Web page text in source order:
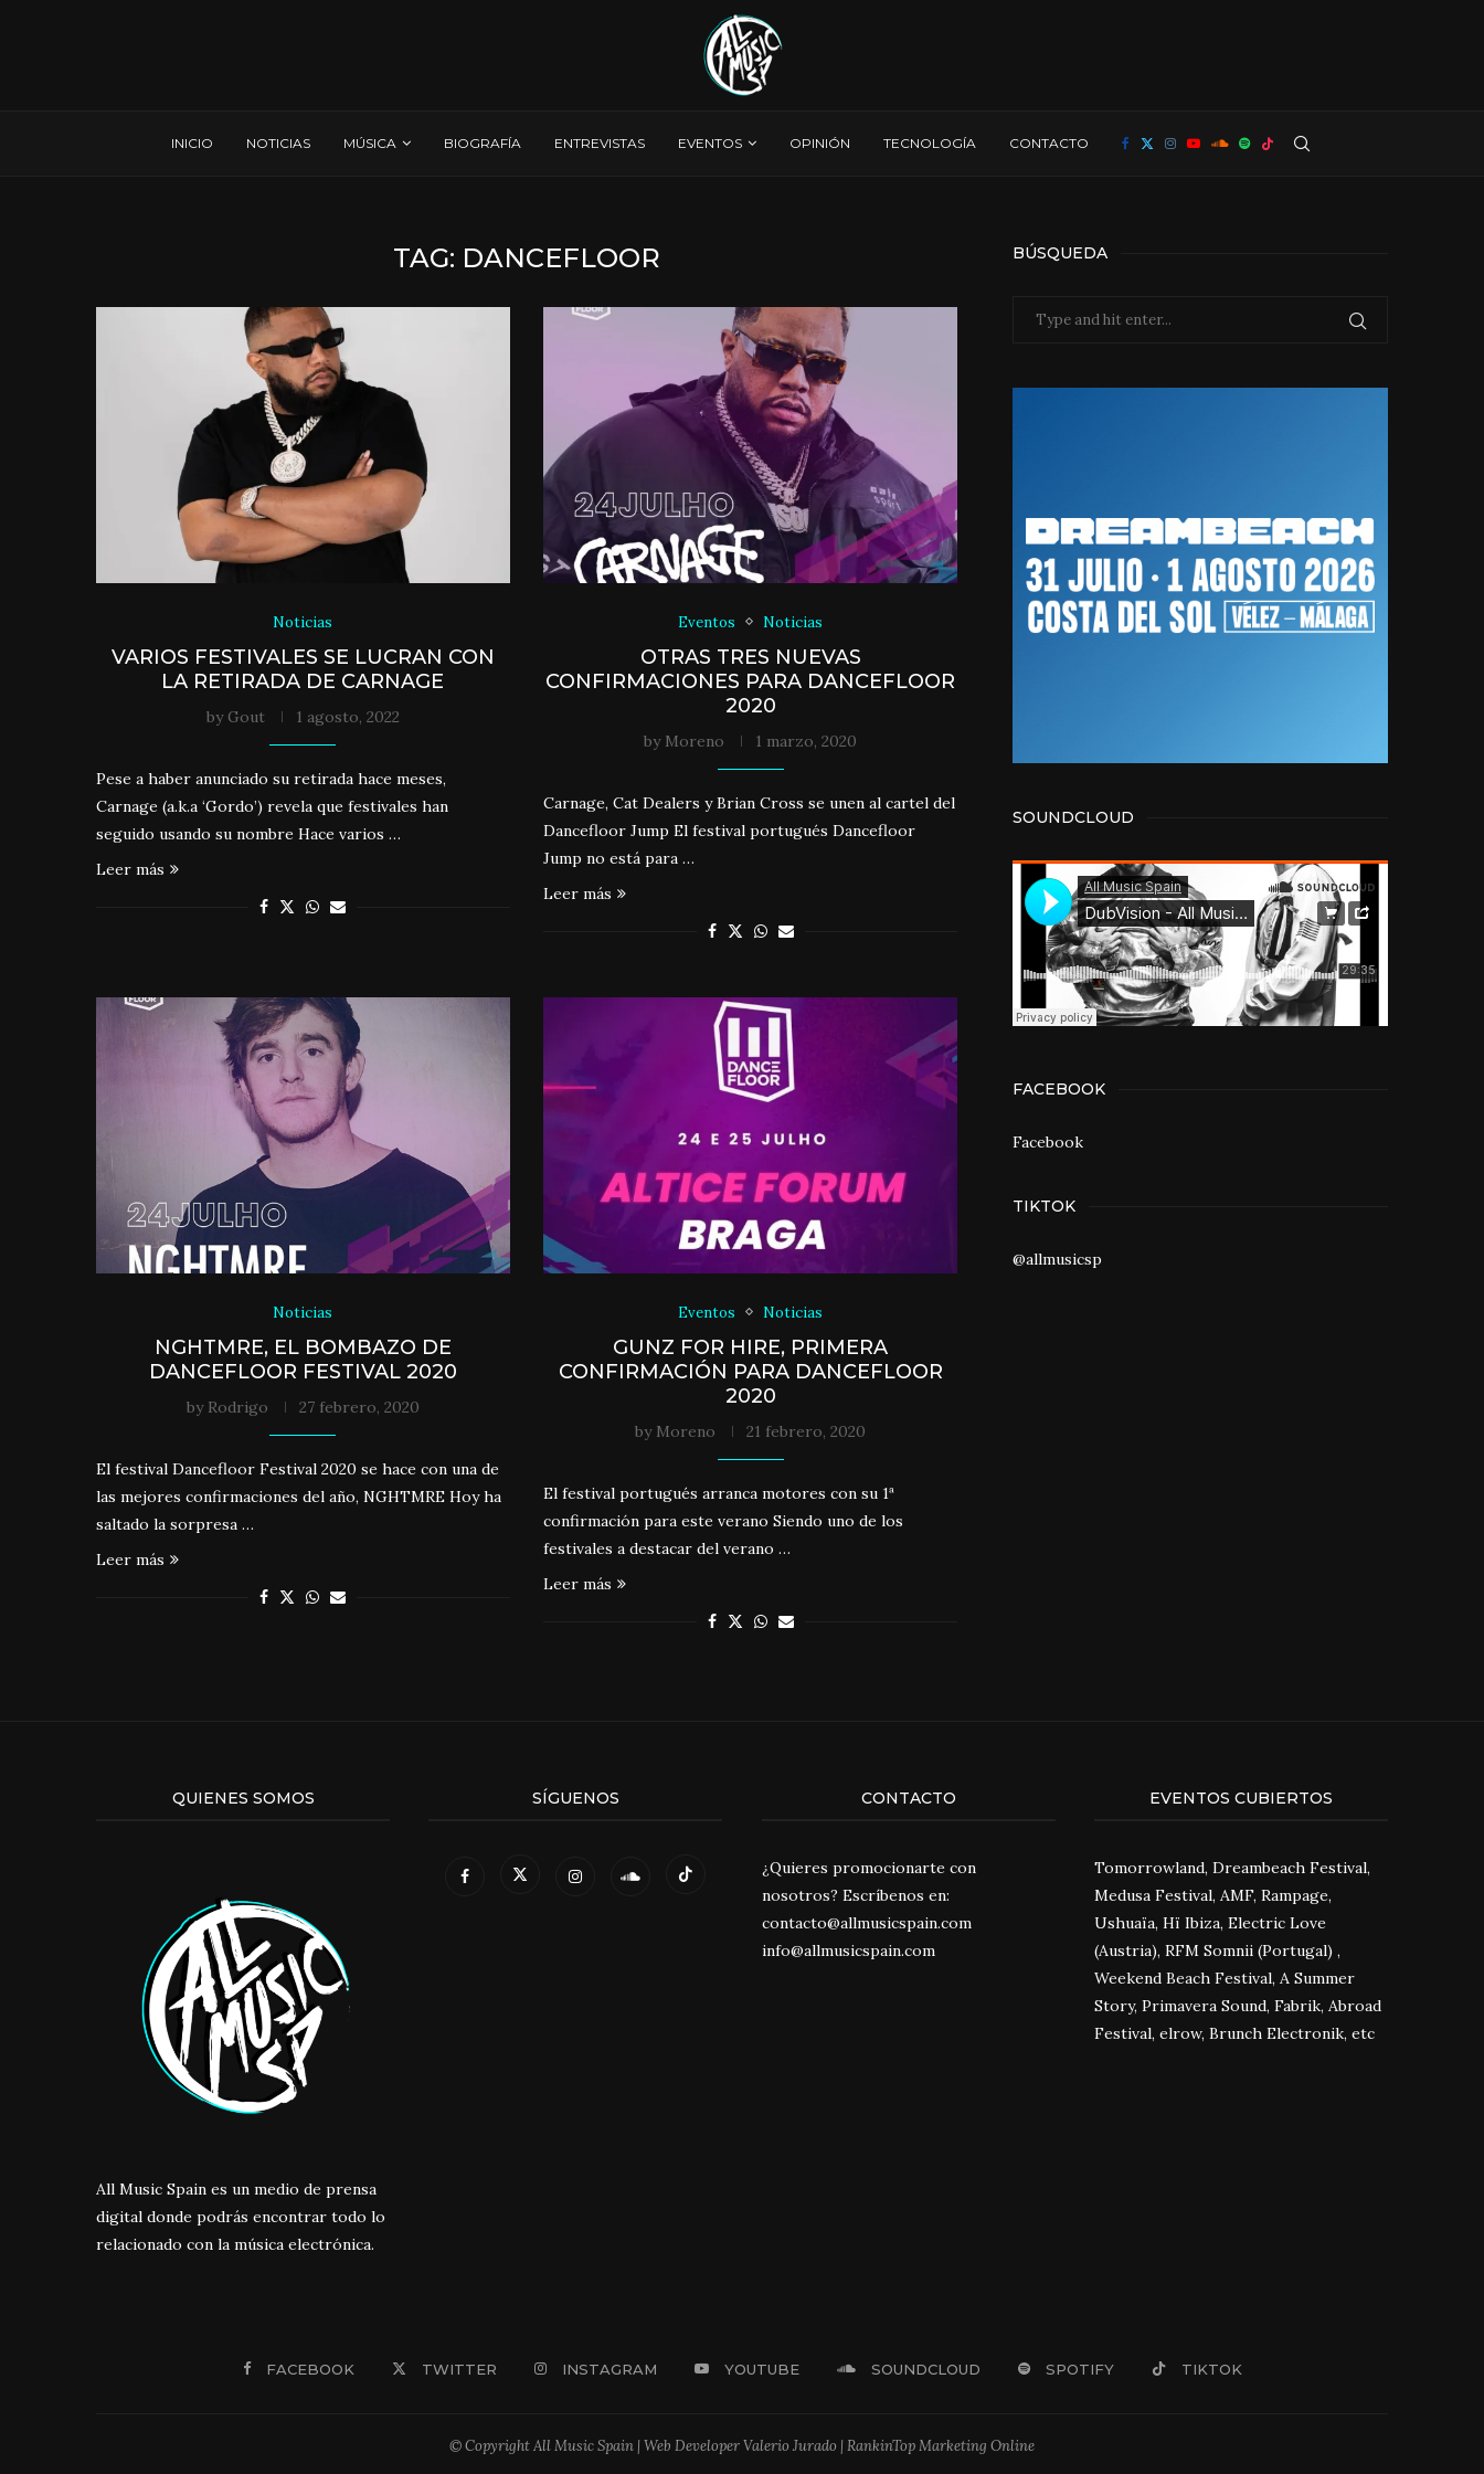
INICIO NOTICIAS MÚSICA BIOGRAFÍA ENTREVISTAS EVENTOS OPINIÓN TECNOLOGÍA CONTACTO
TAG: DANCEFLOOR
Noticias
VARIOS FESTIVALES SE LUCRAN CON
LA RETIRADA DE CARNAGE
by Gout 1 agosto, 2022
Pese a haber anunciado su retirada hace meses,
Carnage (a.k.a ‘Gordo’) revela que festivales han
seguido usando su nombre Hace varios …
Leer más
Eventos Noticias
OTRAS TRES NUEVAS
CONFIRMACIONES PARA DANCEFLOOR
2020
by Moreno 1 marzo, 2020
Carnage, Cat Dealers y Brian Cross se unen al cartel del
Dancefloor Jump El festival portugués Dancefloor
Jump no está para …
Leer más
Noticias
NGHTMRE, EL BOMBAZO DE
DANCEFLOOR FESTIVAL 2020
by Rodrigo 27 febrero, 2020
El festival Dancefloor Festival 2020 se hace con una de
las mejores confirmaciones del año, NGHTMRE Hoy ha
saltado la sorpresa …
Leer más
Eventos Noticias
GUNZ FOR HIRE, PRIMERA
CONFIRMACIÓN PARA DANCEFLOOR
2020
by Moreno 21 febrero, 2020
El festival portugués arranca motores con su 1ª
confirmación para este verano Siendo uno de los
festivales a destacar del verano …
Leer más
BÚSQUEDA
SOUNDCLOUD
FACEBOOK
Facebook
TIKTOK
@allmusicsp
QUIENES SOMOS
All Music Spain es un medio de prensa
digital donde podrás encontrar todo lo
relacionado con la música electrónica.
SÍGUENOS CONTACTO
¿Quieres promocionarte con
nosotros? Escríbenos en:
contacto@allmusicspain.com
info@allmusicspain.com
EVENTOS CUBIERTOS
Tomorrowland, Dreambeach Festival,
Medusa Festival, AMF, Rampage,
Ushuaïa, Hï Ibiza, Electric Love
(Austria), RFM Somnii (Portugal) ,
Weekend Beach Festival, A Summer
Story, Primavera Sound, Fabrik, Abroad
Festival, elrow, Brunch Electronik, etc
FACEBOOK TWITTER INSTAGRAM YOUTUBE SOUNDCLOUD SPOTIFY TIKTOK
© Copyright All Music Spain | Web Developer Valerio Jurado | RankinTop Marketing Online